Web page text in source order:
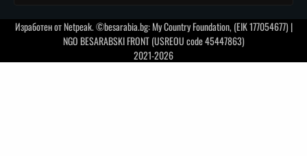
Изработен отNetpeak. ©besarabia.bg: My Country Foundation, (EIK 177054677) |
NGO BESARABSKI FRONT (USREOU code 45447863)
2021-2026